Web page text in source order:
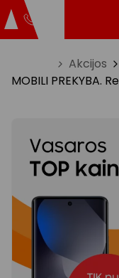
Akcijos
MOBILI PREKYBA.